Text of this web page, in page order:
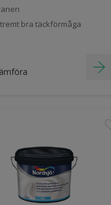
bra täckförmåga